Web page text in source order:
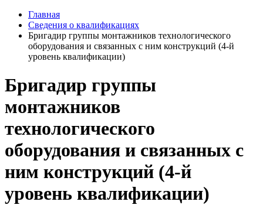
Главная
Сведения о квалификациях
Бригадир группы монтажников технологического
оборудования и связанных с ним конструкций (4-й
уровень квалификации)
Бригадир группы
монтажников
технологического
оборудования и связанных с
ним конструкций (4-й
уровень квалификации)